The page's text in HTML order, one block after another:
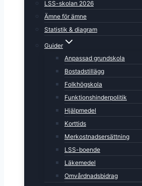
LSS-skolan 2026
Ämne för ämne
Statistik & diagram
Guider
Anpassad grundskola
Bostadstillägg
Folkhögskola
Funktionshinderpolitik
Hjälpmedel
Korttids
Merkostnadsersättning
LSS-boende
Läkemedel
Omvårdnadsbidrag